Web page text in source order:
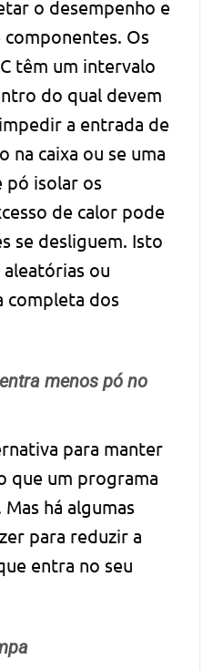
o desempenho e
Os
têm um intervalo
do qual devem
a entrada de
na caixa ou se uma
pó isolar os
de calor pode
se desliguem. Isto
ou
completa dos
menos pó no
para manter
que um programa
há algumas
para reduzir a
entra no seu